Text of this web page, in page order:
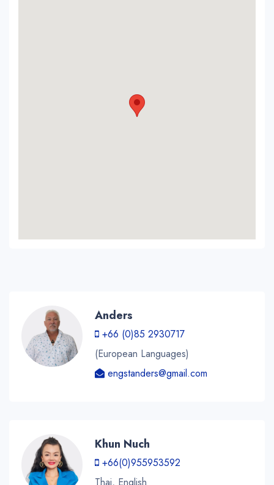
Anders
+66 (0)85 2930717
(European Languages)
engstanders@gmail.com
Khun Nuch
+66(0)955953592